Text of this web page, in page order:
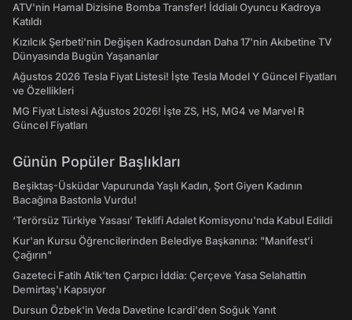
ATV'nin Hamal Dizisine Bomba Transfer! İddialı Oyuncu Kadroya
Katıldı
Kızılcık Şerbeti'nin Değişen Kadrosundan Daha 17'nin Akıbetine TV
Dünyasında Bugün Yaşananlar
Ağustos 2026 Tesla Fiyat Listesi! İşte Tesla Model Y Güncel Fiyatları
ve Özellikleri
MG Fiyat Listesi Ağustos 2026! İşte ZS, HS, MG4 ve Marvel R
Güncel Fiyatları
Günün Popüler Başlıkları
Beşiktaş-Üsküdar Vapurunda Yaşlı Kadın, Şort Giyen Kadının
Bacağına Bastonla Vurdu!
‘Terörsüz Türkiye Yasası’ Teklifi Adalet Komisyonu'nda Kabul Edildi
Kur'an Kursu Öğrencilerinden Belediye Başkanına: "Manifest’i
Çağırın"
Gazeteci Fatih Atik'ten Çarpıcı İddia: Çerçeve Yasa Selahattin
Demirtaş'ı Kapsıyor
Dursun Özbek'in Veda Davetine Icardi'den Soğuk Yanıt